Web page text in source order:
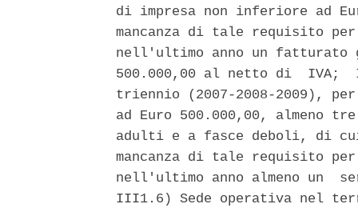
di impresa non inferiore ad
mancanza di tale requisito
nell'ultimo anno un fatturato
500.000,00 al netto di
triennio (2007-2008-2009),
ad Euro 500.000,00,
adulti e a fasce deboli, di
mancanza di tale requisito
nell'ultimo anno almeno un
III1.6) Sede operativa nel